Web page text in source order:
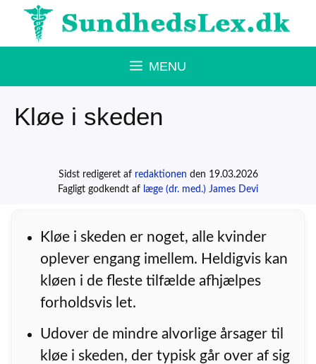
Hop
MENU
Kløe i skeden
Sidst redigeret af redaktionen den 19.03.2026
Fagligt godkendt af læge (dr. med.) James Devi
Kløe i skeden er noget, alle kvinder
oplever engang imellem. Heldigvis kan
kløen i de fleste tilfælde afhjælpes
forholdsvis let.
Udover de mindre alvorlige årsager til
kløe i skeden, der typisk går over af sig